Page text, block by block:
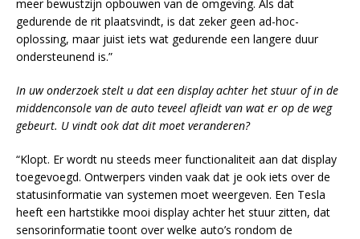
meer bewustzijn opbouwen van de omgeving. Als dat
gedurende de rit plaatsvindt, is dat zeker geen ad-hoc-
oplossing, maar juist iets wat gedurende een langere duur
ondersteunend is.”
In uw onderzoek stelt u dat een display achter het stuur of in de
middenconsole van de auto teveel afleidt van wat er op de weg
gebeurt. U vindt ook dat dit moet veranderen?
“Klopt. Er wordt nu steeds meer functionaliteit aan dat display
toegevoegd. Ontwerpers vinden vaak dat je ook iets over de
statusinformatie van systemen moet weergeven. Een Tesla
heeft een hartstikke mooi display achter het stuur zitten, dat
sensorinformatie toont over welke auto’s rondom de